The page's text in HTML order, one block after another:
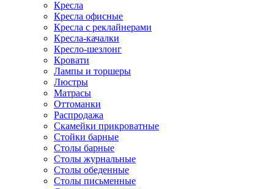
Кресла
Кресла офисные
Кресла с реклайнерами
Кресла-качалки
Кресло-шезлонг
Кровати
Лампы и торшеры
Люстры
Матрасы
Оттоманки
Распродажа
Скамейки прикроватные
Стойки барные
Столы барные
Столы журнальные
Столы обеденные
Столы письменные